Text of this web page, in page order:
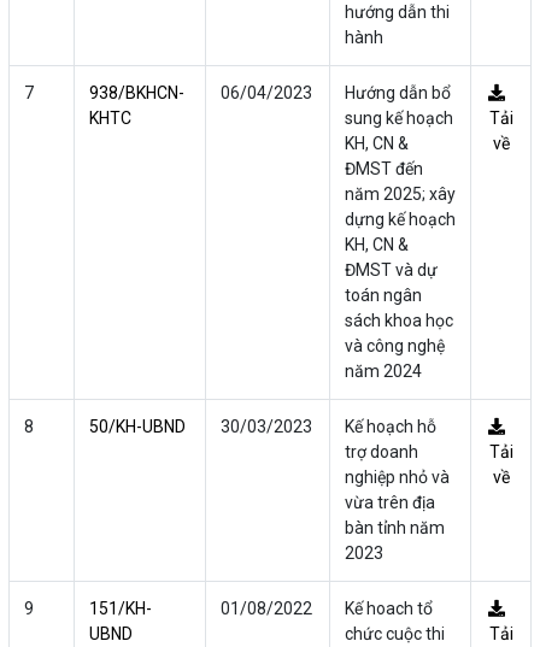
hướng dẫn thi
hành
7
938/BKHCN-
KHTC
06/04/2023
Hướng dẫn bổ
sung kế hoạch
KH, CN &
ĐMST đến
năm 2025; xây
dựng kế hoạch
KH, CN &
ĐMST và dự
toán ngân
sách khoa học
và công nghệ
năm 2024
Tải
về
8 50/KH-UBND 30/03/2023
Kế hoạch hỗ
trợ doanh
nghiệp nhỏ và
vừa trên địa
bàn tỉnh năm
2023
Tải
về
9
151/KH-
UBND
01/08/2022
Kế hoach tổ
chức cuộc thi
Tải